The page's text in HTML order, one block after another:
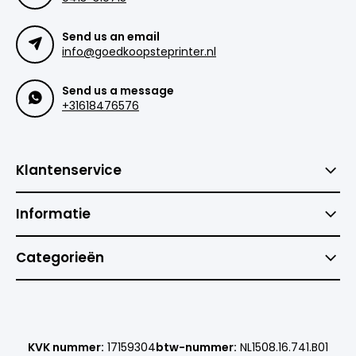
Send us an email
info@goedkoopsteprinter.nl
Send us a message
+31618476576
Klantenservice
Informatie
Categorieën
KVK nummer: 17159304btw-nummer: NL1508.16.741.B01